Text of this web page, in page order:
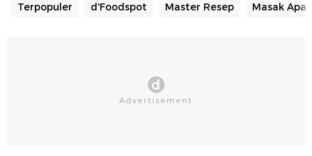
Terpopuler d'Foodspot Master Resep Masak Apa